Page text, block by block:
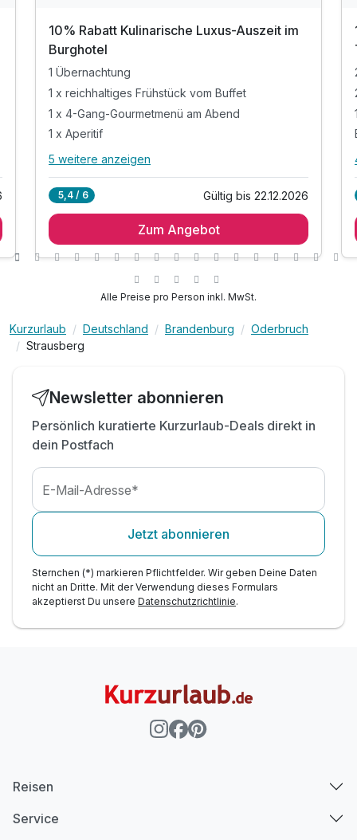
10% Rabatt Kulinarische Luxus-Auszeit im
Burghotel
1 Übernachtung
1 x reichhaltiges Frühstück vom Buffet
1 x 4-Gang-Gourmetmenü am Abend
1 x Aperitif
Alle Inklusivleistungen
1 x reichhaltiges Frühstück vom Buffet
1 x 4-Gang-Gourmetmenü am Abend
1 x kulinarische Überraschung
inkl. Eintritt in unsere Saunalandschaft & Pool
inkl. Parkplatz
5 weitere anzeigen
5,4 / 6 Gültig bis 22.12.2026
Zum Angebot
Alle Preise pro Person inkl. MwSt.
Kurzurlaub Deutschland Brandenburg
Oderbruch
Strausberg
Newsletter abonnieren
Persönlich kuratierte Kurzurlaub-Deals direkt in
dein Postfach
E-Mail-Adresse*
Jetzt abonnieren
Sternchen (*) markieren Pflichtfelder. Wir geben Deine Daten
nicht an Dritte. Mit der Verwendung dieses Formulars
akzeptierst Du unsere Datenschutzrichtlinie.
Reisen
Service